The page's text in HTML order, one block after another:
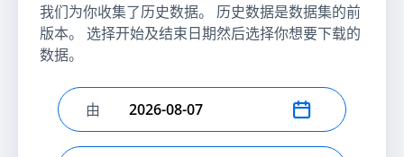
我们为你收集了历史数据。 历史数据是数据集的前
版本。 选择开始及结束日期然后选择你想要下载的
数据。
选择开始日期
由